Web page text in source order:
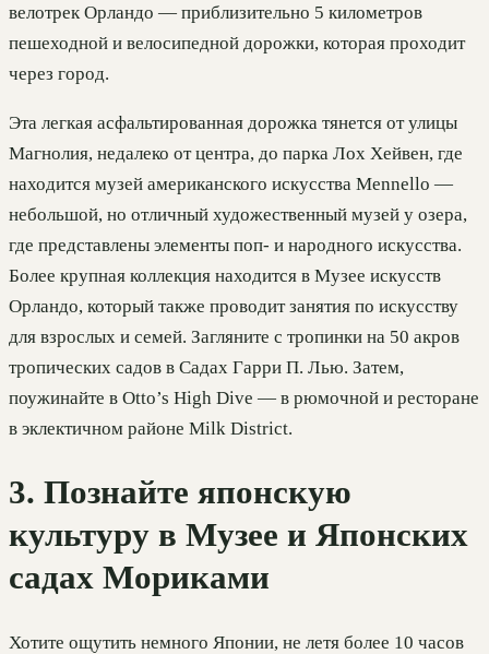
велотрек Орландо — приблизительно 5 километров
пешеходной и велосипедной дорожки, которая проходит
через город.
Эта легкая асфальтированная дорожка тянется от улицы
Магнолия, недалеко от центра, до парка Лох Хейвен, где
находится музей американского искусства Mennello —
небольшой, но отличный художественный музей у озера,
где представлены элементы поп- и народного искусства.
Более крупная коллекция находится в Музее искусств
Орландо, который также проводит занятия по искусству
для взрослых и семей. Загляните с тропинки на 50 акров
тропических садов в Садах Гарри П. Лью. Затем,
поужинайте в Otto’s High Dive — в рюмочной и ресторане
в эклектичном районе Milk District.
3. Познайте японскую
культуру в Музее и Японских
садах Мориками
Хотите ощутить немного Японии, не летя более 10 часов